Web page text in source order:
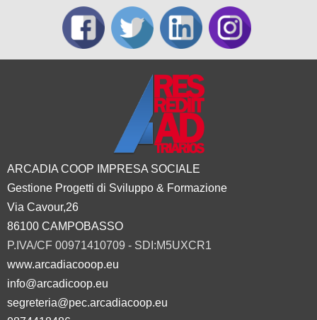
ARCADIA COOP IMPRESA SOCIALE
Gestione Progetti di Sviluppo & Formazione
Via Cavour,26
86100 CAMPOBASSO
P.IVA/CF 00971410709 - SDI:M5UXCR1
www.arcadiacooop.eu
info@arcadicoop.eu
segreteria@pec.arcadiacoop.eu